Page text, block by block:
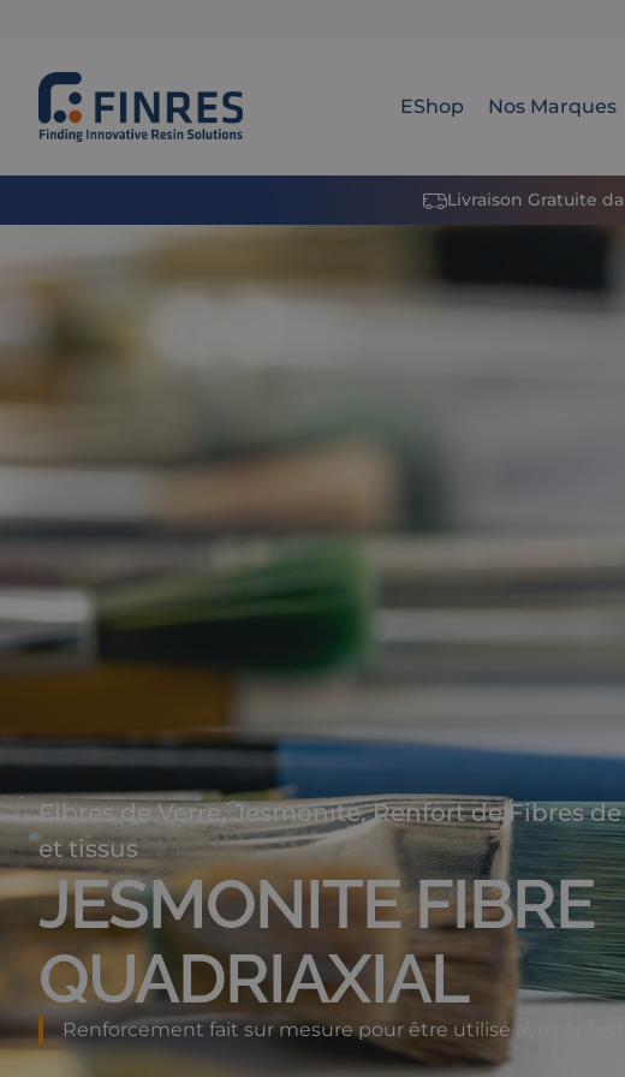
EShop Nos Marques
Livraison Gratuite
Fibres de Verre, Jesmonite,Renfort de Fibres de
et tissus
JESMONITE FIBRE
QUADRIAXIAL
Renforcement fait sur mesure pour être utilisé avec la